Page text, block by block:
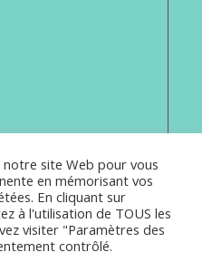
site Web pour vous
en mémorisant vos
En cliquant sur
à l'utilisation de TOUS les
visiter "Paramètres des
contrôlé.